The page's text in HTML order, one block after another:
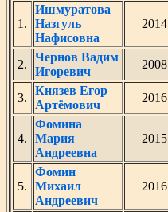
1.
Ишмуратова
Назгуль
Нафисовна
2014
2.
Чернов Вадим
Игоревич
2008
3.
Князев Егор
Артёмович
2016
4.
Фомина
Мария
Андреевна
2015
5.
Фомин
Михаил
Андреевич
2016